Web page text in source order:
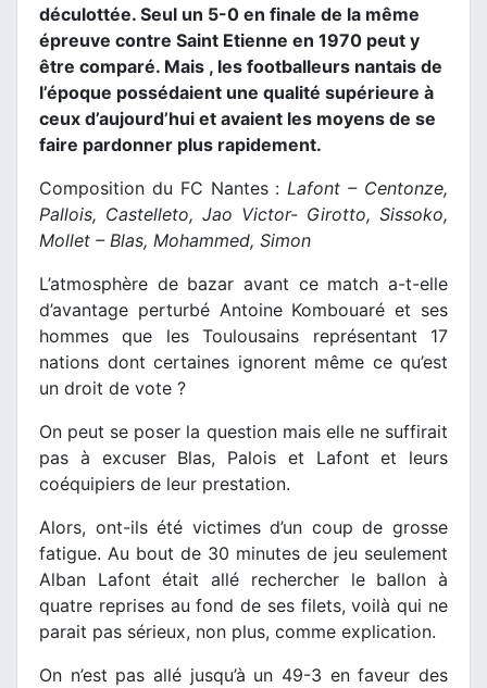
déculottée. Seul un 5-0 en finale de la même
épreuve contre Saint Etienne en 1970 peut y
être comparé. Mais , les footballeurs nantais de
l’époque possédaient une qualité supérieure à
ceux d’aujourd’hui et avaient les moyens de se
faire pardonner plus rapidement.
Composition du FC Nantes : Lafont – Centonze,
Pallois, Castelleto, Jao Victor- Girotto, Sissoko,
Mollet – Blas, Mohammed, Simon
L’atmosphère de bazar avant ce match a-t-elle
d’avantage perturbé Antoine Kombouaré et ses
hommes que les Toulousains représentant 17
nations dont certaines ignorent même ce qu’est
un droit de vote ?
On peut se poser la question mais elle ne suffirait
pas à excuser Blas, Palois et Lafont et leurs
coéquipiers de leur prestation.
Alors, ont-ils été victimes d’un coup de grosse
fatigue. Au bout de 30 minutes de jeu seulement
Alban Lafont était allé rechercher le ballon à
quatre reprises au fond de ses filets, voilà qui ne
parait pas sérieux, non plus, comme explication.
On n’est pas allé jusqu’à un 49-3 en faveur des